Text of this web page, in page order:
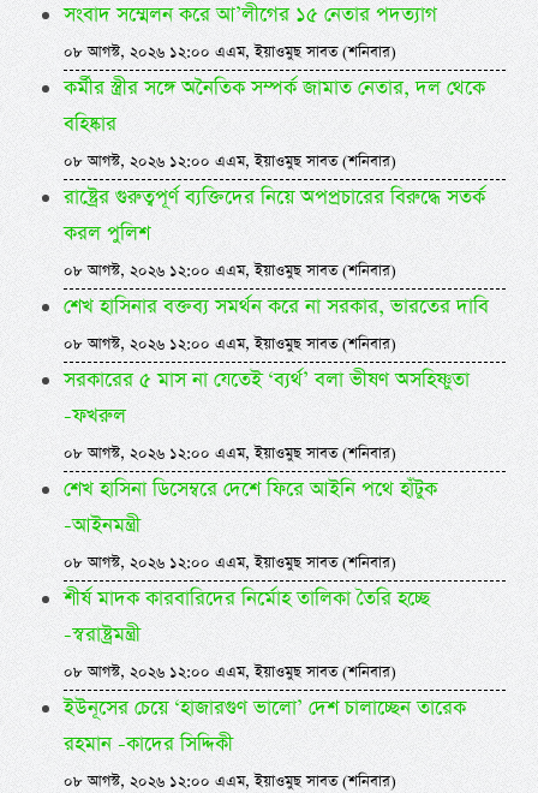
সংবাদ সম্মেলন করে আ’লীগের ১৫ নেতার পদত্যাগ
০৮ আগস্ট, ২০২৬ ১২:০০ এএম, ইয়াওমুছ সাবত (শনিবার)
কর্মীর স্ত্রীর সঙ্গে অনৈতিক সম্পর্ক জামাত নেতার, দল থেকে
বহিষ্কার
০৮ আগস্ট, ২০২৬ ১২:০০ এএম, ইয়াওমুছ সাবত (শনিবার)
রাষ্ট্রের গুরুত্বপূর্ণ ব্যক্তিদের নিয়ে অপপ্রচারের বিরুদ্ধে সতর্ক
করল পুলিশ
০৮ আগস্ট, ২০২৬ ১২:০০ এএম, ইয়াওমুছ সাবত (শনিবার)
শেখ হাসিনার বক্তব্য সমর্থন করে না সরকার, ভারতের দাবি
০৮ আগস্ট, ২০২৬ ১২:০০ এএম, ইয়াওমুছ সাবত (শনিবার)
সরকারের ৫ মাস না যেতেই ‘ব্যর্থ’ বলা ভীষণ অসহিষ্ণুতা
-ফখরুল
০৮ আগস্ট, ২০২৬ ১২:০০ এএম, ইয়াওমুছ সাবত (শনিবার)
শেখ হাসিনা ডিসেম্বরে দেশে ফিরে আইনি পথে হাঁটুক
-আইনমন্ত্রী
০৮ আগস্ট, ২০২৬ ১২:০০ এএম, ইয়াওমুছ সাবত (শনিবার)
শীর্ষ মাদক কারবারিদের নির্মোহ তালিকা তৈরি হচ্ছে
-স্বরাষ্ট্রমন্ত্রী
০৮ আগস্ট, ২০২৬ ১২:০০ এএম, ইয়াওমুছ সাবত (শনিবার)
ইউনূসের চেয়ে ‘হাজারগুণ ভালো’ দেশ চালাচ্ছেন তারেক
রহমান -কাদের সিদ্দিকী
০৮ আগস্ট, ২০২৬ ১২:০০ এএম, ইয়াওমুছ সাবত (শনিবার)